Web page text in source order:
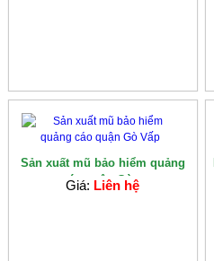
Sản xuất mũ bảo hiểm quảng
cáo quận Gò...
Giá: Liên hệ